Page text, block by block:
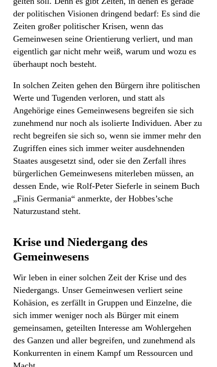
der politischen Visionen dringend bedarf: Es sind die
Zeiten großer politischer Krisen, wenn das
Gemeinwesen seine Orientierung verliert, und man
eigentlich gar nicht mehr weiß, warum und wozu es
überhaupt noch besteht.
In solchen Zeiten gehen den Bürgern ihre politischen
Werte und Tugenden verloren, und statt als
Angehörige eines Gemeinwesens begreifen sie sich
zunehmend nur noch als isolierte Individuen. Aber zu
recht begreifen sie sich so, wenn sie immer mehr den
Zugriffen eines sich immer weiter ausdehnenden
Staates ausgesetzt sind, oder sie den Zerfall ihres
bürgerlichen Gemeinwesens miterleben müssen, an
dessen Ende, wie Rolf-Peter Sieferle in seinem Buch
„Finis Germania“ anmerkte, der Hobbes’sche
Naturzustand steht.
Krise und Niedergang des
Gemeinwesens
Wir leben in einer solchen Zeit der Krise und des
Niedergangs. Unser Gemeinwesen verliert seine
Kohäsion, es zerfällt in Gruppen und Einzelne, die
sich immer weniger noch als Bürger mit einem
gemeinsamen, geteilten Interesse am Wohlergehen
des Ganzen und aller begreifen, und zunehmend als
Konkurrenten in einem Kampf um Ressourcen und